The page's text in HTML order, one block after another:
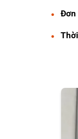
Đơn